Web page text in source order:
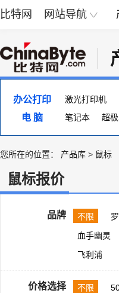
比特网 网站导航
办公打印 激光打印机
便携照片打印
电 脑 笔记本 超
您所在的位置： 产品库 > 鼠标
鼠标报价
品牌 不限
血手幽灵
飞利浦
价格选择 不限